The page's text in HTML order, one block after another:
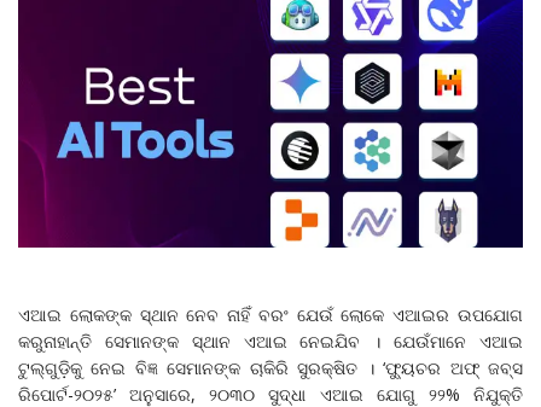
ଏଆଇ ଲୋକଙ୍କ ସ୍ଥାନ ନେବ ନାହିଁ ବରଂ ଯେଉଁ ଲୋକେ ଏଆଇର ଉପଯୋଗ
କରୁନାହାନ୍ତି ସେମାନଙ୍କ ସ୍ଥାନ ଏଆଇ ନେଇଯିବ । ଯେଉଁମାନେ ଏଆଇ
ଟୁଲ୍‌ଗୁଡ଼ିକୁ ନେଇ ବିଜ୍ଞ ସେମାନଙ୍କ ଚାକିରି ସୁରକ୍ଷିତ । ‘ଫ୍ୟୁଚର ଅଫ୍ ଜବ୍ସ
ରିପୋର୍ଟ-୨୦୨୫’ ଅନୁସାରେ, ୨୦୩୦ ସୁଦ୍ଧା ଏଆଇ ଯୋଗୁ ୨୨% ନିଯୁକ୍ତି